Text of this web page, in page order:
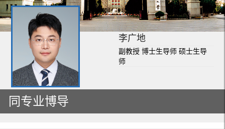
李广地
副教授 博士生导师 硕士生导
师
同专业博导